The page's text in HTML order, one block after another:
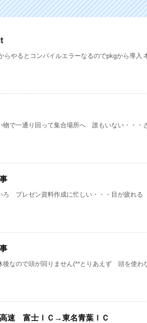
らやるとコンパイルエラーなるのでpkgから導入
物で一通り回って集合場所へ 誰もいない・・・
ろ プレゼン資料作成に忙しい・・・目が疲れる
後なので頭が回りません(^^とりあえず 頭を使わ
速 富士ＩＣ→東名青葉ＩＣ